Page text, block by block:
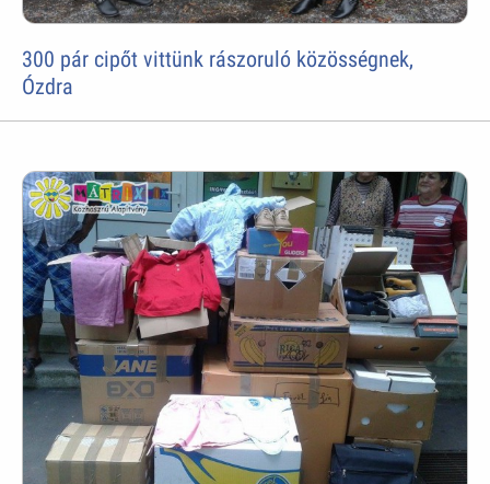
300 pár cipőt vittünk rászoruló közösségnek,
Ózdra